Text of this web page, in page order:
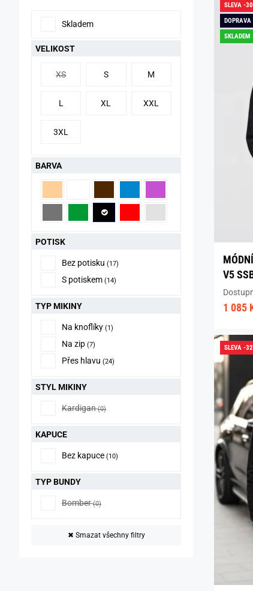
Skladem
VELIKOST
XS S M
L XL XXL
3XL
BARVA
POTISK
Bez potisku (17)
S potiskem (14)
TYP MIKINY
Na knoflíky (1)
Na zip (7)
Přes hlavu (24)
STYL MIKINY
Kardigan (0)
KAPUCE
Bez kapuce (10)
TYP BUNDY
Bomber (0)
✖ Smazat všechny filtry
SLEVA -
SKLADEM
V5
1 085
SLEVA -